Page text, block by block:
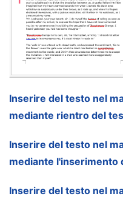
Inserire del testo nel
mediante rientro del
Inserire del testo nel
mediante l'inserimento
Inserire del testo nel